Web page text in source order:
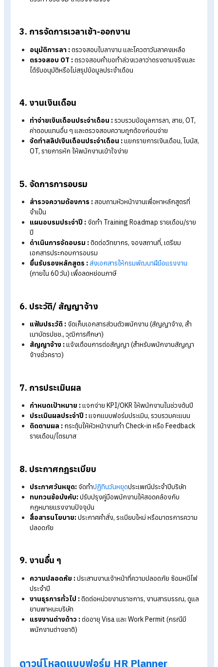
จัดสัมมนาประจำปี :กำหนดวัตถุประสงค์, วางหัวข้อ, เชิญ
จัด Outing ประจำปี :
จัดกิจกรรมภายใน :วางแผนกิจกรรมตามเทศกาลหรือ
วัฒนธรรมองค์กร
สวัสดิการเบิกจ่าย :ตรวจสอบเอกสารเบิกค่ารักษาพยาบาล,
สวัสดิการคืนเงินวันลาคงเหลือ (วันหยุดพักผ่อนประจำปี
ตรวจสอบสิทธิ์, คำนวณจำนวนวันคงเหลือ, จ่ายพร้อมงวดเงิน
เดือนหรือแยกงวดพิเศษ
2. การสรรหาบุคลากร
ทำแผนอัตรากำลังคนประจำปี
สอบอัตรากำลังคนว่าง
ประกาศรับสมัครงาน :โพสต์งานใน Job Boards, Social
Media และเว็บไซต์บริษัท
คัดเลือกผู้สมัคร :สแกน Resume, โทรสัมภาษณ์เบื้องต้น
ทบทวนขั้นตอนการ
สรรหา ปรับ JD ให้ตรงงานจริง
อนุมัติการลา :ตรวจสอบใบลางาน และโควตาวันลาคงเหลือ
ได้รับอนุมัติหรือไม่สรุปข้อมูลประจำเดือน
ทำจ่ายเงินเดือนประจำเดือน :
จัดทำสลิปเงินเดือนประจำเดือน :แยกรายการเงินเดือน, โ
OT, รายการหัก ให้พนักงานเข้าใจง่าย
จำเป็น
แผนอบรมประจำปี : จัดทำ Training Roadmap รายเดือน/ร
ปี
ดำเนินการจัดอบรม :
(ภายใน 60 วัน) เพื่อลดหย่อนภาษี
6. ประวัติ/ สัญญาจ้าง
แฟ้มประวัติ :จัดเก็บเอกสารส่วนตัวพนักงาน (สัญญาจ้าง, ส
เนาบัตรปชช., วุฒิการศึกษา)